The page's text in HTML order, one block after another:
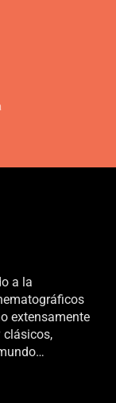
a la
extensamente
clásicos,